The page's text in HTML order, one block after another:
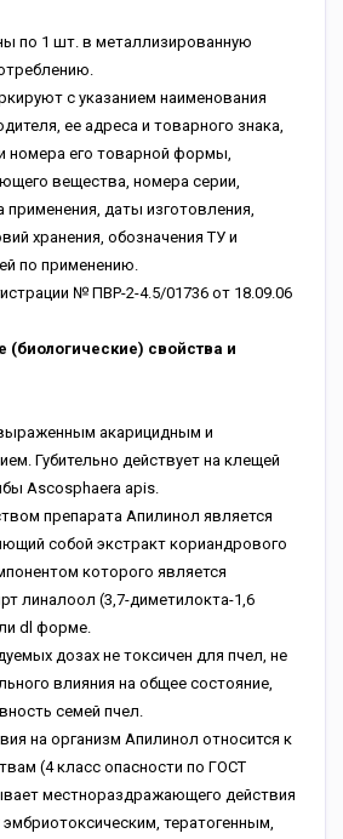
по 1 шт. в металлизированную
с указанием наименования
ее адреса и товарного знака,
номера его товарной формы,
вещества, номера серии,
применения, даты изготовления,
хранения, обозначения ТУ и
по применению.
№ ПВР-2-4.5/01736 от 18.09.06
(биологические) свойства и
акарицидным и
Губительно действует на клещей
Ascosphaera apis.
препарата Апилинол является
собой экстракт кориандрового
которого является
линалоол (3,7-диметилокта-1,6
dl форме.
дозах не токсичен для пчел, не
влияния на общее состояние,
семей пчел.
на организм Апилинол относится к
(4 класс опасности по ГОСТ
местнораздражающего действия
тератогенным,